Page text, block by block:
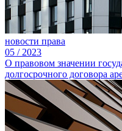
новости права
05 / 2023
О правовом значении
долгосрочного договора